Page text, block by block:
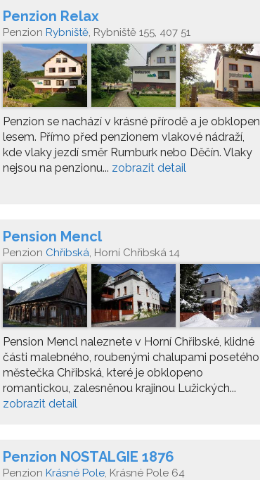
Penzion Relax
Penzion Rybniště, Rybniště 155, 407 51
Penzion se nachází v krásné přírodě a je obklopen
lesem. Přímo před penzionem vlakové nádraží,
kde vlaky jezdí směr Rumburk nebo Děčín. Vlaky
nejsou na penzionu... zobrazit detail
Pension Mencl
Penzion Chřibská, Horní Chřibská 14
Pension Mencl naleznete v Horní Chřibské, klidné
části malebného, roubenými chalupami posetého
městečka Chřibská, které je obklopeno
romantickou, zalesněnou krajinou Lužických...
zobrazit detail
Penzion NOSTALGIE 1876
Penzion Krásné Pole, Krásné Pole 64